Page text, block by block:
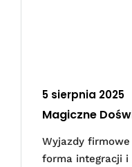
5 sierpnia 2025
Magiczne
Wyjazdy
forma integracji i